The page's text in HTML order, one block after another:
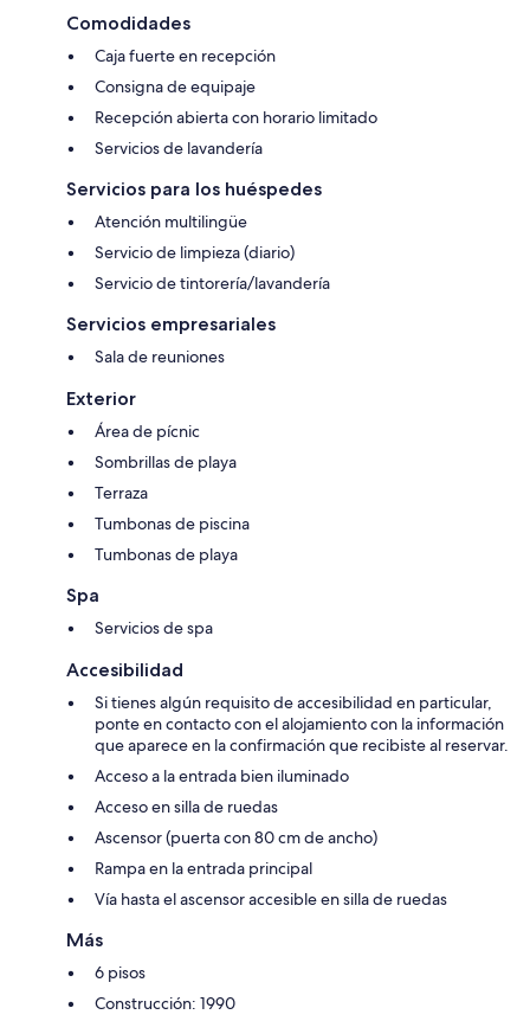
Comodidades
Caja fuerte en recepción
Consigna de equipaje
Recepción abierta con horario limitado
Servicios de lavandería
Servicios para los huéspedes
Atención multilingüe
Servicio de limpieza (diario)
Servicio de tintorería/lavandería
Servicios empresariales
Sala de reuniones
Exterior
Área de pícnic
Sombrillas de playa
Terraza
Tumbonas de piscina
Tumbonas de playa
Spa
Servicios de spa
Accesibilidad
Si tienes algún requisito de accesibilidad en particular,
ponte en contacto con el alojamiento con la información
que aparece en la confirmación que recibiste al reservar.
Acceso a la entrada bien iluminado
Acceso en silla de ruedas
Ascensor (puerta con 80 cm de ancho)
Rampa en la entrada principal
Vía hasta el ascensor accesible en silla de ruedas
Más
6 pisos
Construcción: 1990